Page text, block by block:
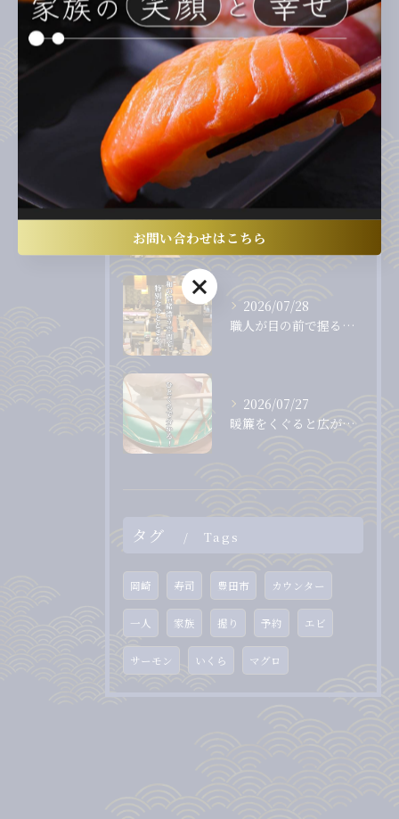
お子様連れ
回転寿司
最近の投稿 Recent Posts
2026/07/31
2026/07/28
職人が目の前で握る、息をのむほど美しいまぐろ。
2026/07/27
暖簾をくぐると広がる、落ち着いた和の空間。
タグ Tags
岡崎 寿司 豊田市 カウンター
一人 家族 握り 予約 エビ
サーモン いくら マグロ
お問い合わせはこちら
お問い合わせはこちら